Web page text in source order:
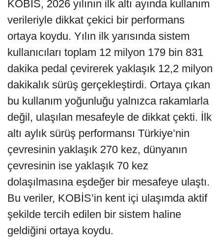
KOBİS, 2026 yılının ilk altı ayında kullanım
verileriyle dikkat çekici bir performans
ortaya koydu. Yılın ilk yarısında sistem
kullanıcıları toplam 12 milyon 179 bin 831
dakika pedal çevirerek yaklaşık 12,2 milyon
dakikalık sürüş gerçekleştirdi. Ortaya çıkan
bu kullanım yoğunluğu yalnızca rakamlarla
değil, ulaşılan mesafeyle de dikkat çekti. İlk
altı aylık sürüş performansı Türkiye’nin
çevresinin yaklaşık 270 kez, dünyanın
çevresinin ise yaklaşık 70 kez
dolaşılmasına eşdeğer bir mesafeye ulaştı.
Bu veriler, KOBİS’in kent içi ulaşımda aktif
şekilde tercih edilen bir sistem haline
geldiğini ortaya koydu.